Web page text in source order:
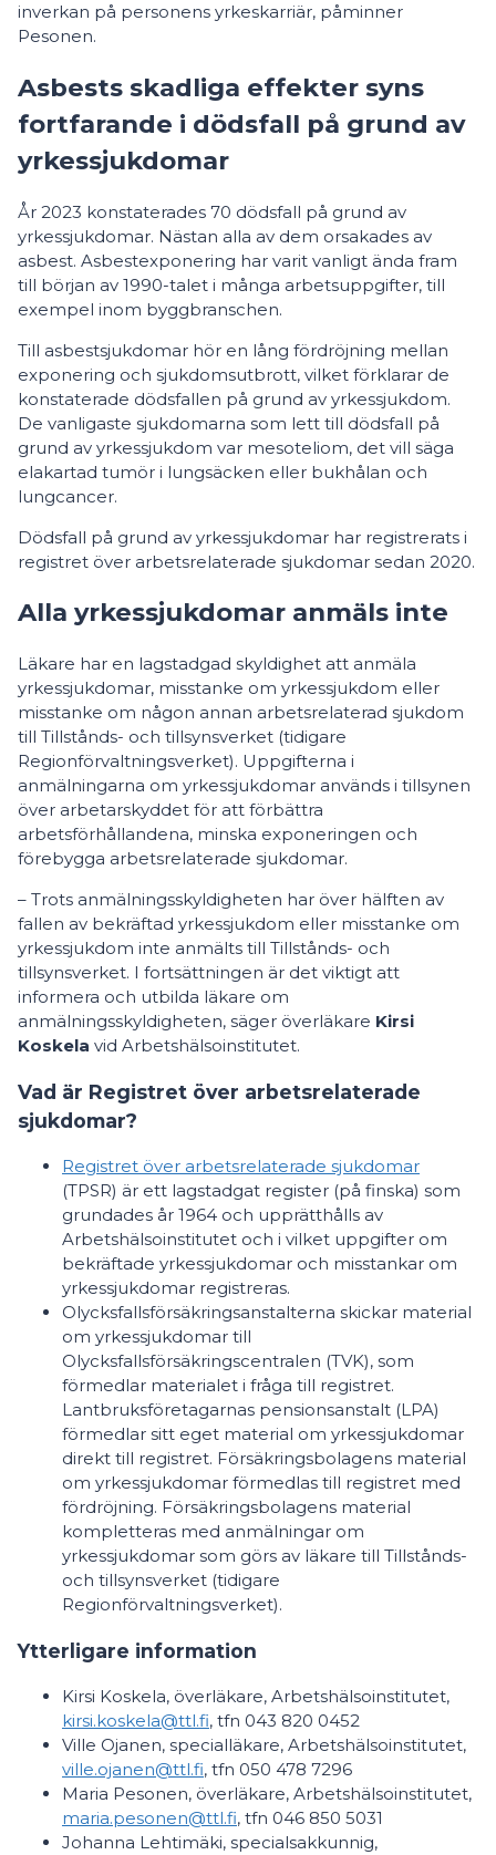
inverkan på personens yrkeskarriär, påminner
Pesonen.
Asbests skadliga effekter syns
fortfarande i dödsfall på grund av
yrkessjukdomar
År 2023 konstaterades 70 dödsfall på grund av
yrkessjukdomar. Nästan alla av dem orsakades av
asbest. Asbestexponering har varit vanligt ända fram
till början av 1990-talet i många arbetsuppgifter, till
exempel inom byggbranschen.
Till asbestsjukdomar hör en lång fördröjning mellan
exponering och sjukdomsutbrott, vilket förklarar de
konstaterade dödsfallen på grund av yrkessjukdom.
De vanligaste sjukdomarna som lett till dödsfall på
grund av yrkessjukdom var mesoteliom, det vill säga
elakartad tumör i lungsäcken eller bukhålan och
lungcancer.
Dödsfall på grund av yrkessjukdomar har registrerats i
registret över arbetsrelaterade sjukdomar sedan 2020.
Alla yrkessjukdomar anmäls inte
Läkare har en lagstadgad skyldighet att anmäla
yrkessjukdomar, misstanke om yrkessjukdom eller
misstanke om någon annan arbetsrelaterad sjukdom
till Tillstånds- och tillsynsverket (tidigare
Regionförvaltningsverket). Uppgifterna i
anmälningarna om yrkessjukdomar används i tillsynen
över arbetarskyddet för att förbättra
arbetsförhållandena, minska exponeringen och
förebygga arbetsrelaterade sjukdomar.
– Trots anmälningsskyldigheten har över hälften av
fallen av bekräftad yrkessjukdom eller misstanke om
yrkessjukdom inte anmälts till Tillstånds- och
tillsynsverket. I fortsättningen är det viktigt att
informera och utbilda läkare om
anmälningsskyldigheten, säger överläkare Kirsi
Koskela vid Arbetshälsoinstitutet.
Vad är Registret över arbetsrelaterade
sjukdomar?
Registret över arbetsrelaterade sjukdomar
(TPSR) är ett lagstadgat register (på finska) som
grundades år 1964 och upprätthålls av
Arbetshälsoinstitutet och i vilket uppgifter om
bekräftade yrkessjukdomar och misstankar om
yrkessjukdomar registreras.
Olycksfallsförsäkringsanstalterna skickar material
om yrkessjukdomar till
Olycksfallsförsäkringscentralen (TVK), som
förmedlar materialet i fråga till registret.
Lantbruksföretagarnas pensionsanstalt (LPA)
förmedlar sitt eget material om yrkessjukdomar
direkt till registret. Försäkringsbolagens material
om yrkessjukdomar förmedlas till registret med
fördröjning. Försäkringsbolagens material
kompletteras med anmälningar om
yrkessjukdomar som görs av läkare till Tillstånds-
och tillsynsverket (tidigare
Regionförvaltningsverket).
Ytterligare information
Kirsi Koskela, överläkare, Arbetshälsoinstitutet,
kirsi.koskela@ttl.fi, tfn 043 820 0452
Ville Ojanen, specialläkare, Arbetshälsoinstitutet,
ville.ojanen@ttl.fi, tfn 050 478 7296
Maria Pesonen, överläkare, Arbetshälsoinstitutet,
maria.pesonen@ttl.fi, tfn 046 850 5031
Johanna Lehtimäki, specialsakkunnig,